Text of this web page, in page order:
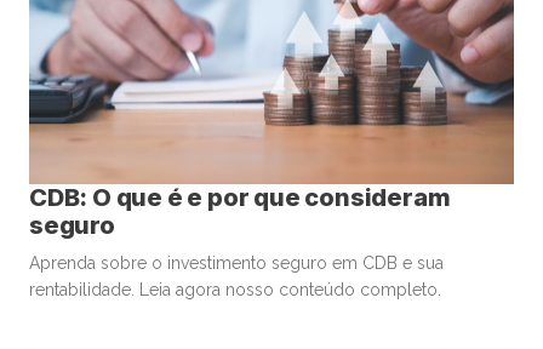
CDB: O que é e por que consideram
seguro
Aprenda sobre o investimento seguro em CDB e sua
rentabilidade. Leia agora nosso conteúdo completo.